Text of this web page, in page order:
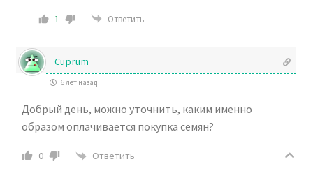
1 Ответить
Cuprum
6 лет назад
Добрый день, можно уточнить, каким именно
образом оплачивается покупка семян?
0 Ответить